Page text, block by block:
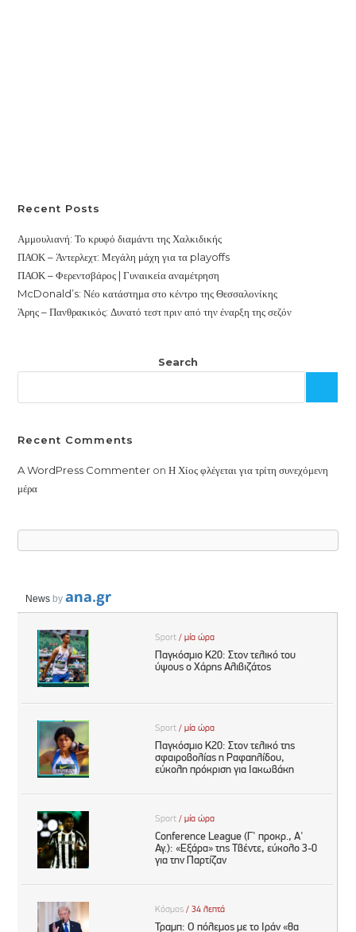
Recent Posts
Αμμουλιανή: Το κρυφό διαμάντι της Χαλκιδικής
ΠΑΟΚ – Άντερλεχτ: Μεγάλη μάχη για τα playoffs
ΠΑΟΚ – Φερεντσβάρος | Γυναικεία αναμέτρηση
McDonald’s: Νέο κατάστημα στο κέντρο της Θεσσαλονίκης
Άρης – Πανθρακικός: Δυνατό τεστ πριν από την έναρξη της σεζόν
Search
Recent Comments
A WordPress Commenter onΗ Χίος φλέγεται για τρίτη συνεχόμενη
μέρα